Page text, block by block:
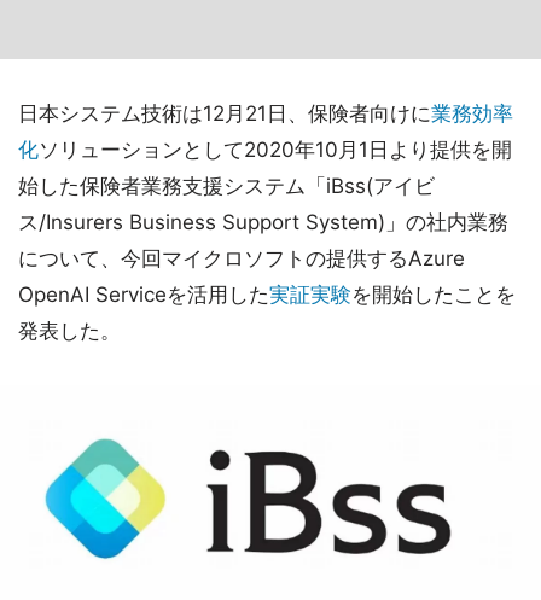
日本システム技術は12月21日、保険者向けに業務効率
化ソリューションとして2020年10月1日より提供を開
始した保険者業務支援システム「iBss(アイビ
ス/Insurers Business Support System)」の社内業務
について、今回マイクロソフトの提供するAzure
OpenAI Serviceを活用した実証実験を開始したことを
発表した。